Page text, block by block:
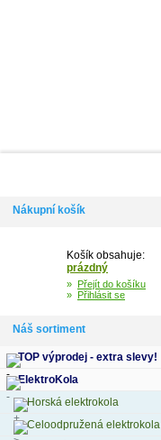
Nákupní košík
Košík obsahuje:
prázdný
» Přejít do košíku
» Přihlásit se
Náš sortiment
TOP výprodej - extra slevy!
ElektroKola
Horská elektrokola
Celoodpružená elektrokola